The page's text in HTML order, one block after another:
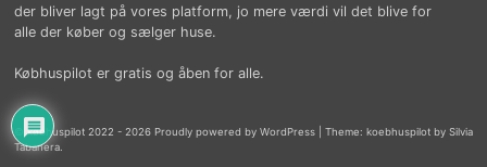
der bliver lagt på vores platform, jo mere værdi vil det blive for
alle der køber og sælger huse.
Købhuspilot er gratis og åben for alle.
© købhuspilot 2022 - 2026 Proudly powered by WordPress
Theme: koebhuspilot by Silvia
Tabanera.